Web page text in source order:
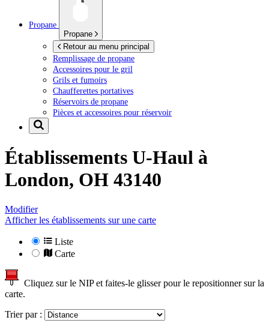
Propane
Propane
Retour au menu principal
Remplissage de propane
Accessoires pour le gril
Grils et fumoirs
Chaufferettes portatives
Réservoirs de propane
Pièces et accessoires pour réservoir
Établissements U-Haul à
London, OH 43140
Modifier
Afficher les établissements sur une carte
Liste
Carte
Cliquez sur le NIP et faites-le glisser pour le repositionner sur la
carte.
Trier par :